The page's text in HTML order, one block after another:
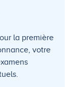
la première
votre